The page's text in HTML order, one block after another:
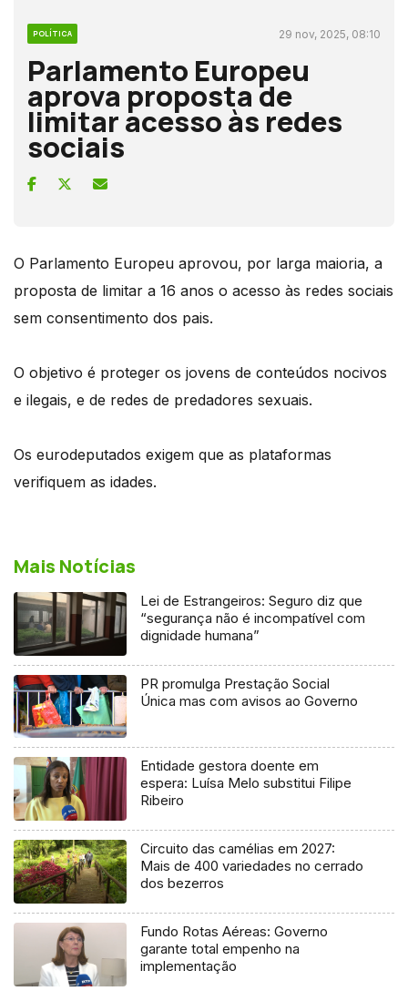
POLÍTICA 29 nov, 2025, 08:10
Parlamento Europeu
aprova proposta de
limitar acesso às redes
sociais
O Parlamento Europeu aprovou, por larga maioria, a
proposta de limitar a 16 anos o acesso às redes sociais
sem consentimento dos pais.
O objetivo é proteger os jovens de conteúdos nocivos
e ilegais, e de redes de predadores sexuais.
Os eurodeputados exigem que as plataformas
verifiquem as idades.
Mais Notícias
Lei de Estrangeiros: Seguro diz que
“segurança não é incompatível com
dignidade humana”
PR promulga Prestação Social
Única mas com avisos ao Governo
Entidade gestora doente em
espera: Luísa Melo substitui Filipe
Ribeiro
Circuito das camélias em 2027:
Mais de 400 variedades no cerrado
dos bezerros
Fundo Rotas Aéreas: Governo
garante total empenho na
implementação